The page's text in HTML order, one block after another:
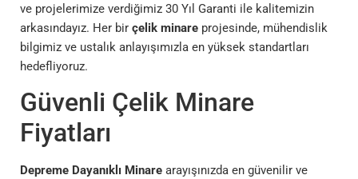
ve projelerimize verdiğimiz 30 Yıl Garanti ile kalitemizin
arkasındayız. Her bir çelik minare projesinde, mühendislik
bilgimiz ve ustalık anlayışımızla en yüksek standartları
hedefliyoruz.
Güvenli Çelik Minare
Fiyatları
Depreme Dayanıklı Minare arayışınızda en güvenilir ve